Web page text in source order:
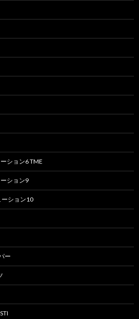
ション6 TME
ション9
ーション10
ー